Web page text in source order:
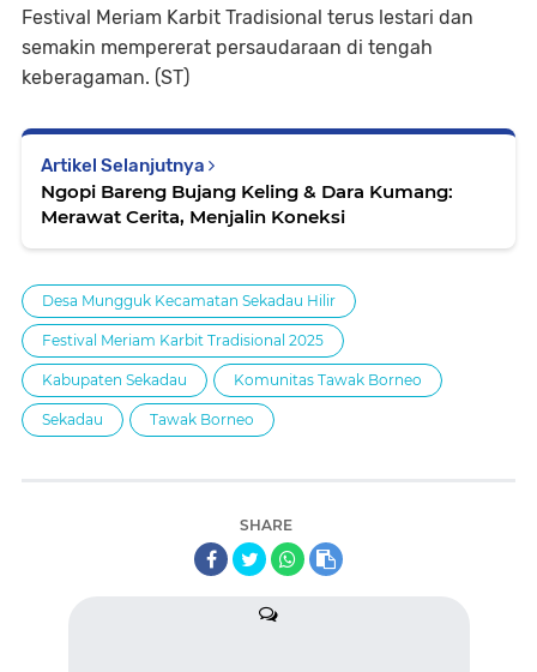
Festival Meriam Karbit Tradisional terus lestari dan
semakin mempererat persaudaraan di tengah
keberagaman. (ST)
Artikel Selanjutnya
Ngopi Bareng Bujang Keling & Dara Kumang:
Merawat Cerita, Menjalin Koneksi
Desa Mungguk Kecamatan Sekadau Hilir
Festival Meriam Karbit Tradisional 2025
Kabupaten Sekadau Komunitas Tawak Borneo
Sekadau Tawak Borneo
SHARE